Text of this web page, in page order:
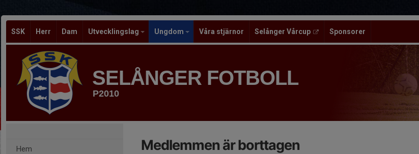
SSK Herr Dam Utvecklingslag Ungdom Våra stjärnor Selånger Vårcup Sponsorer
SELÅNGER FOTBOLL
P2010
Hem Medlemmen är borttagen